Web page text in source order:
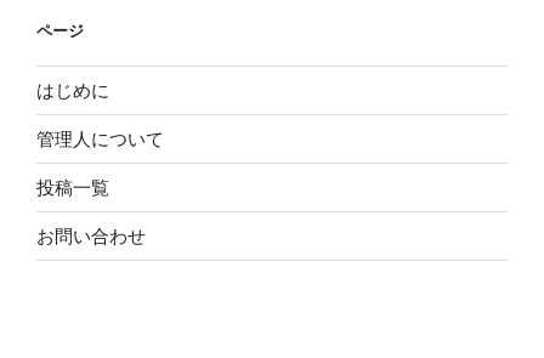
ページ
はじめに
管理人について
投稿一覧
お問い合わせ